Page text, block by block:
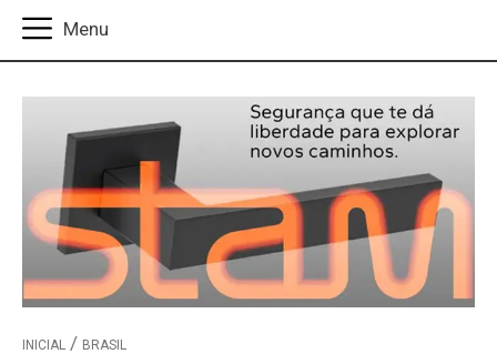
INICIAL BRASIL